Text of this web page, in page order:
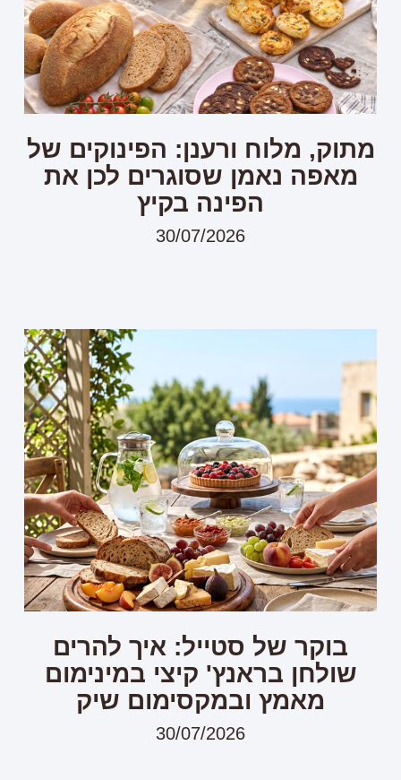
מתוק, מלוח ורענן: הפינוקים של
מאפה נאמן שסוגרים לכן את
הפינה בקיץ
30/07/2026
בוקר של סטייל: איך להרים
שולחן בראנץ' קיצי במינימום
מאמץ ובמקסימום שיק
30/07/2026